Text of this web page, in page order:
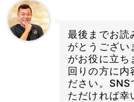
最後までお読
がとうござい
がお役に立ち
回りの方に内
ださい。SNS
ただければ幸